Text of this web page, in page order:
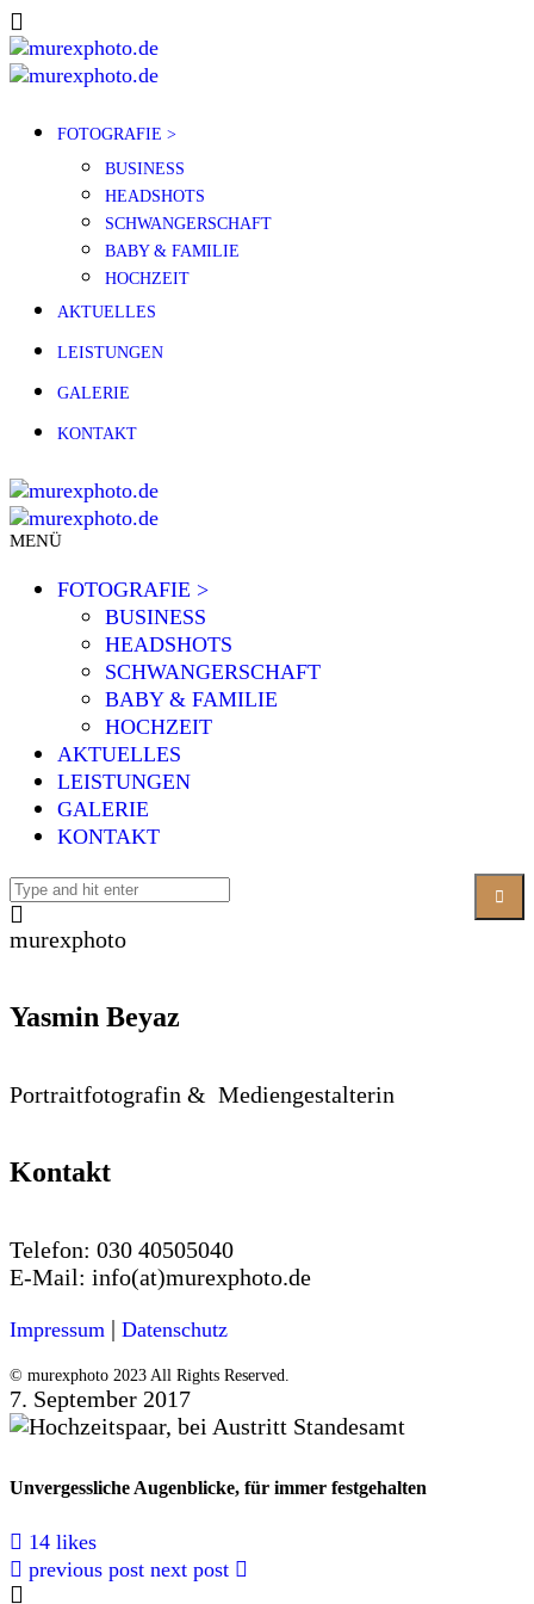
FOTOGRAFIE >
BUSINESS
HEADSHOTS
SCHWANGERSCHAFT
BABY & FAMILIE
HOCHZEIT
AKTUELLES
LEISTUNGEN
GALERIE
KONTAKT
MENÜ
FOTOGRAFIE >
BUSINESS
HEADSHOTS
SCHWANGERSCHAFT
BABY & FAMILIE
HOCHZEIT
AKTUELLES
LEISTUNGEN
GALERIE
KONTAKT
murexphoto
Yasmin Beyaz
Portraitfotografin & Mediengestalterin
Kontakt
Telefon: 030 40505040
E-Mail: info(at)murexphoto.de
Impressum | Datenschutz
© murexphoto 2023 All Rights Reserved.
7. September 2017
Unvergessliche Augenblicke, für immer festgehalten
14 likes
previous post next post